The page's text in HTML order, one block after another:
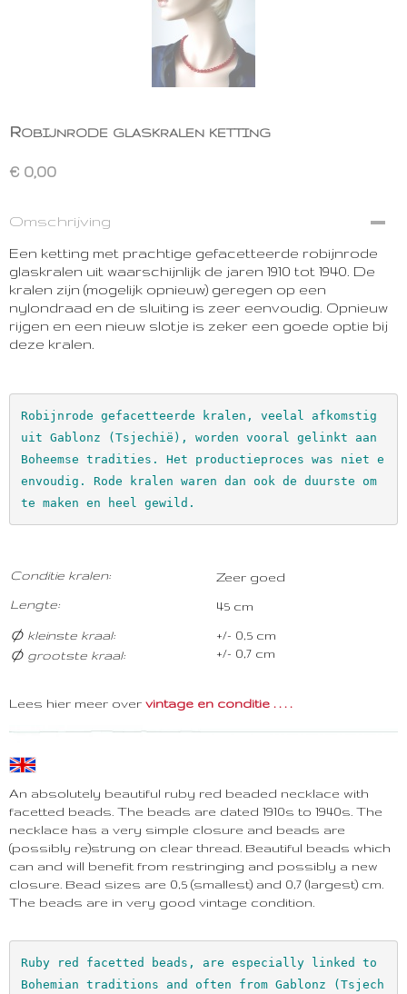
Robijnrode glaskralen ketting
€ 0,00
Omschrijving
Een ketting met prachtige gefacetteerde robijnrode
glaskralen uit waarschijnlijk de jaren 1910 tot 1940. De
kralen zijn (mogelijk opnieuw) geregen op een
nylondraad en de sluiting is zeer eenvoudig. Opnieuw
rijgen en een nieuw slotje is zeker een goede optie bij
deze kralen.
Robijnrode gefacetteerde kralen, veelal afkomstig
uit Gablonz (Tsjechië), worden vooral gelinkt aan
Boheemse tradities. Het productieproces was niet e
envoudig. Rode kralen waren dan ook de duurste om
te maken en heel gewild.
Conditie kralen:
Lengte:
ø kleinste kraal:
ø grootste kraal:
Zeer goed
45 cm
+/- 0,5 cm
+/- 0,7 cm
Lees hier meer over vintage en conditie . . . .
An absolutely beautiful ruby red beaded necklace with
facetted beads. The beads are dated 1910s to 1940s. The
necklace has a very simple closure and beads are
(possibly re)strung on clear thread. Beautiful beads which
can and will benefit from restringing and possibly a new
closure. Bead sizes are 0,5 (smallest) and 0,7 (largest) cm.
The beads are in very good vintage condition.
Ruby red facetted beads, are especially linked to
Bohemian traditions and often from Gablonz (Tsjech